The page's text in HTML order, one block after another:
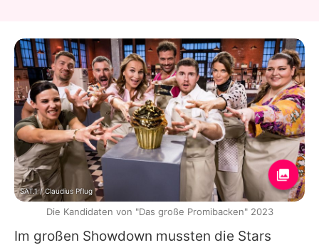
Im großen Showdown mussten die Stars
SAT.1 / Claudius Pflug
Die Kandidaten von "Das große Promibacken" 2023